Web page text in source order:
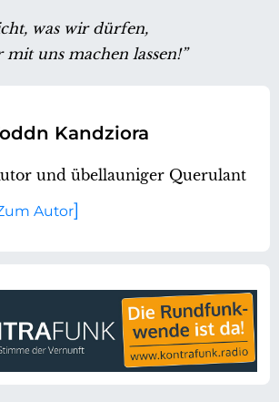
was wir dürfen,
uns machen lassen!”
Kandziora
und übellauniger Querulant
Autor